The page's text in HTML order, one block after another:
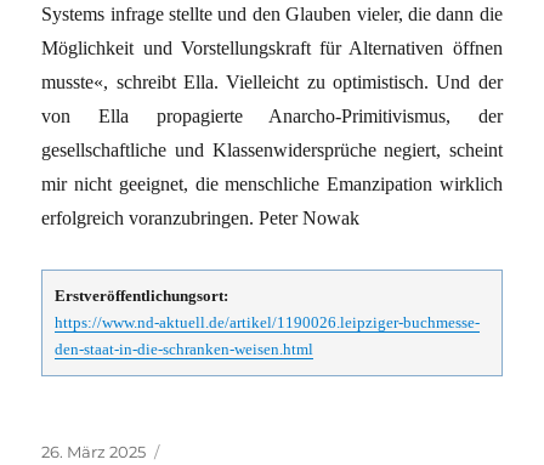
Systems infrage stellte und den Glauben vieler, die dann die
Möglichkeit und Vorstellungskraft für Alternativen öffnen
musste«, schreibt Ella. Vielleicht zu optimistisch. Und der
von Ella propagierte Anarcho-Primitivismus, der
gesellschaftliche und Klassenwidersprüche negiert, scheint
mir nicht geeignet, die menschliche Emanzipation wirklich
erfolgreich voranzubringen. Peter Nowak
Erstveröffentlichungsort:
https://www.nd-aktuell.de/artikel/1190026.leipziger-buchmesse-
den-staat-in-die-schranken-weisen.html
Veröffentlicht
26. März 2025